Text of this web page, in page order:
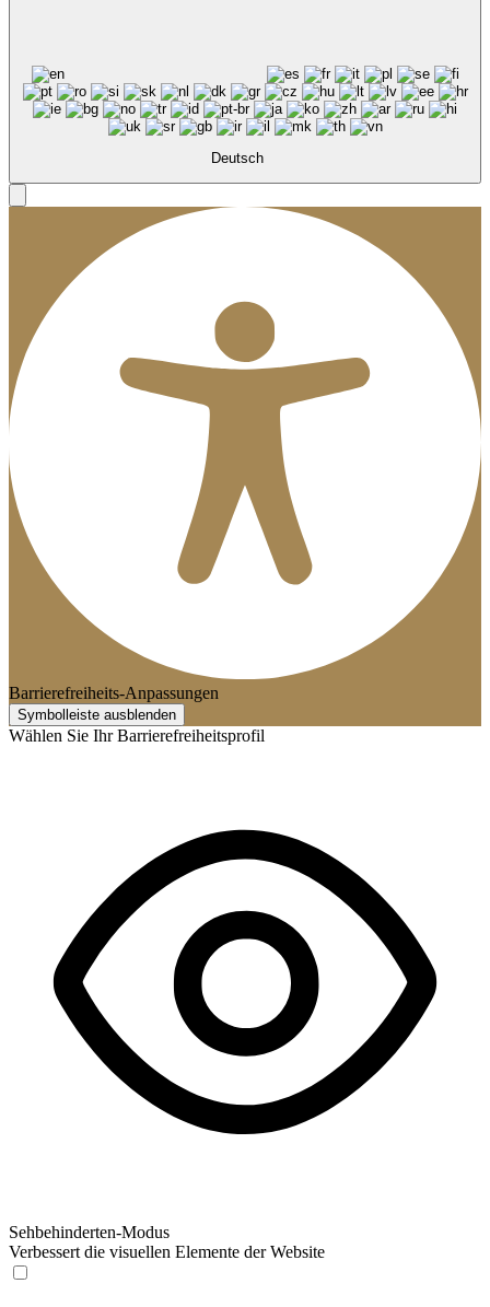
Deutsch
Barrierefreiheits-Anpassungen
Symbolleiste ausblenden
Wählen Sie Ihr Barrierefreiheitsprofil
Sehbehinderten-Modus
Verbessert die visuellen Elemente der Website